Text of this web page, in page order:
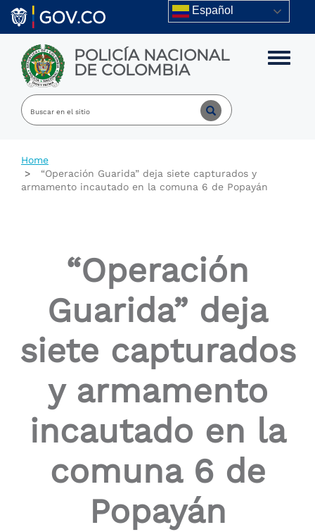
Skip to main content Español
POLICÍA NACIONAL
DE COLOMBIA Toggle
Home
“Operación Guarida” deja siete capturados y
armamento incautado en la comuna 6 de Popayán
“Operación
Guarida” deja
siete capturados
y armamento
incautado en la
comuna 6 de
Popayán